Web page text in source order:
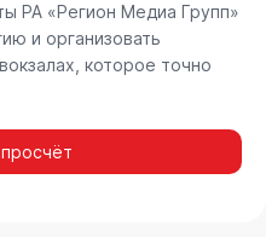
РА «Регион Медиа Групп»
и организовать
которое точно